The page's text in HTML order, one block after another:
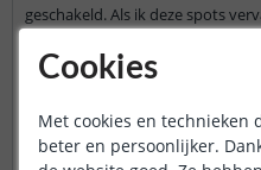
geschakeld. Als ik deze spots
gewoon aan/uit blijf schakelen via
wandschakelaar. En kan ik dan
zonder verdere toebehoren?
Als de trafo het aantal spots
Cookies
Met cookies en technieken
beter en persoonlijker.